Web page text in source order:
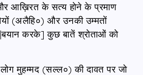
और आख़िरत के सत्य होने के प्रमाण
(अलैहि०) और उनकी उम्मतों
करके] कुछ बातें श्रोताओं को
मुहम्मद (सल्ल०) की दावत पर जो